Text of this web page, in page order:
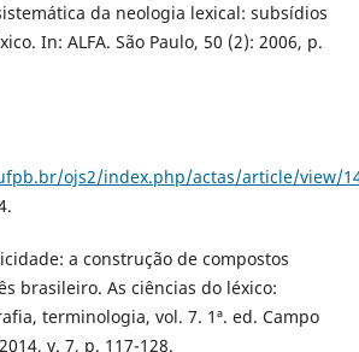
sistemática da neologia lexical: subsídios
In: ALFA. São Paulo, 50 (2): 2006, p.
ojs2/index.php/actas/article/view/
a construção de compostos
brasileiro. As ciências do léxico:
terminologia, vol. 7. 1ª. ed. Campo
v. 7, p. 117-128.